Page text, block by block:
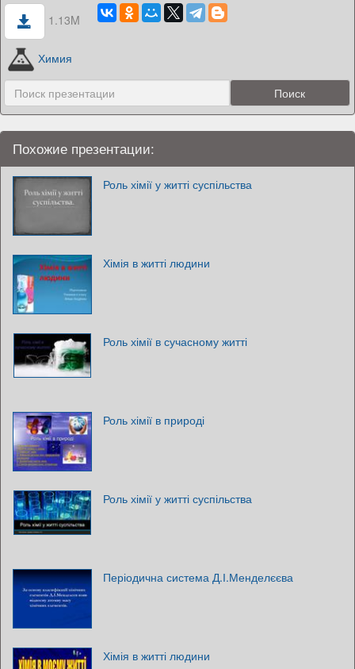
1.13M
Химия
Похожие презентации:
Роль хімії у житті суспільства
Хімія в житті людини
Роль хімії в сучасному житті
Роль хімії в природі
Роль хімії у житті суспільства
Періодична система Д.І.Менделєєва
Хімія в житті людини